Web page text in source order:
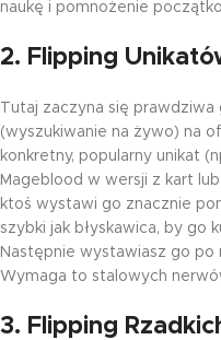
naukę i pomnożenie
2. Flipping
Tutaj zaczyna się prawdziwa
(wyszukiwanie na żywo) na
konkretny, popularny unikat
Mageblood w wersji z kart
ktoś wystawi go znacznie
szybki jak błyskawica, by go
Następnie wystawiasz go po
Wymaga to stalowych
3. Flipping